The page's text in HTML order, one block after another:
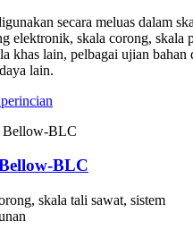
secara meluas dalam
elektronik, skala corong, skala
khas lain, pelbagai ujian bahan
lain.
perincian
BLC
skala tali sawat, sistem